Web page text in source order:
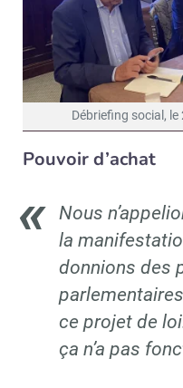
Débriefing social,
Pouvoir d’achat
Nous
la
donnions des
ce projet de
ça n’a pas